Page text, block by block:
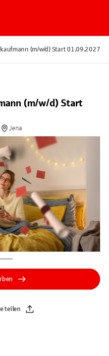
(m/w/d) Start 01.09.2027
(m/w/d) Start
Jena
teilen